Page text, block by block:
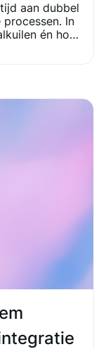
oplost
aan dubbel
In
én hoe
op